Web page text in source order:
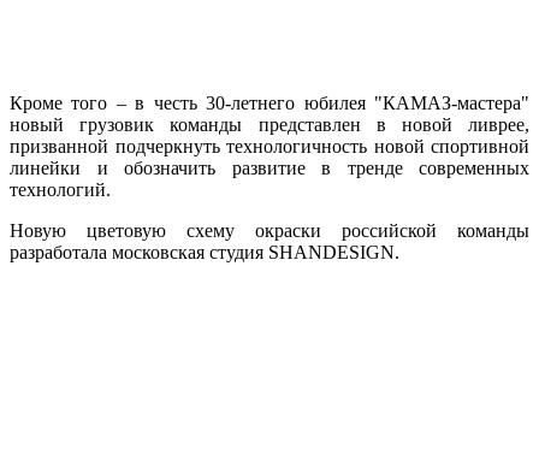
Кроме того – в честь 30-летнего юбилея "КАМАЗ-мастера"
новый грузовик команды представлен в новой ливрее,
призванной подчеркнуть технологичность новой спортивной
линейки и обозначить развитие в тренде современных
технологий.
Новую цветовую схему окраски российской команды
разработала московская студия SHANDESIGN.